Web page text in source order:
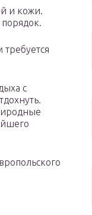
и кожи.
требуется
с